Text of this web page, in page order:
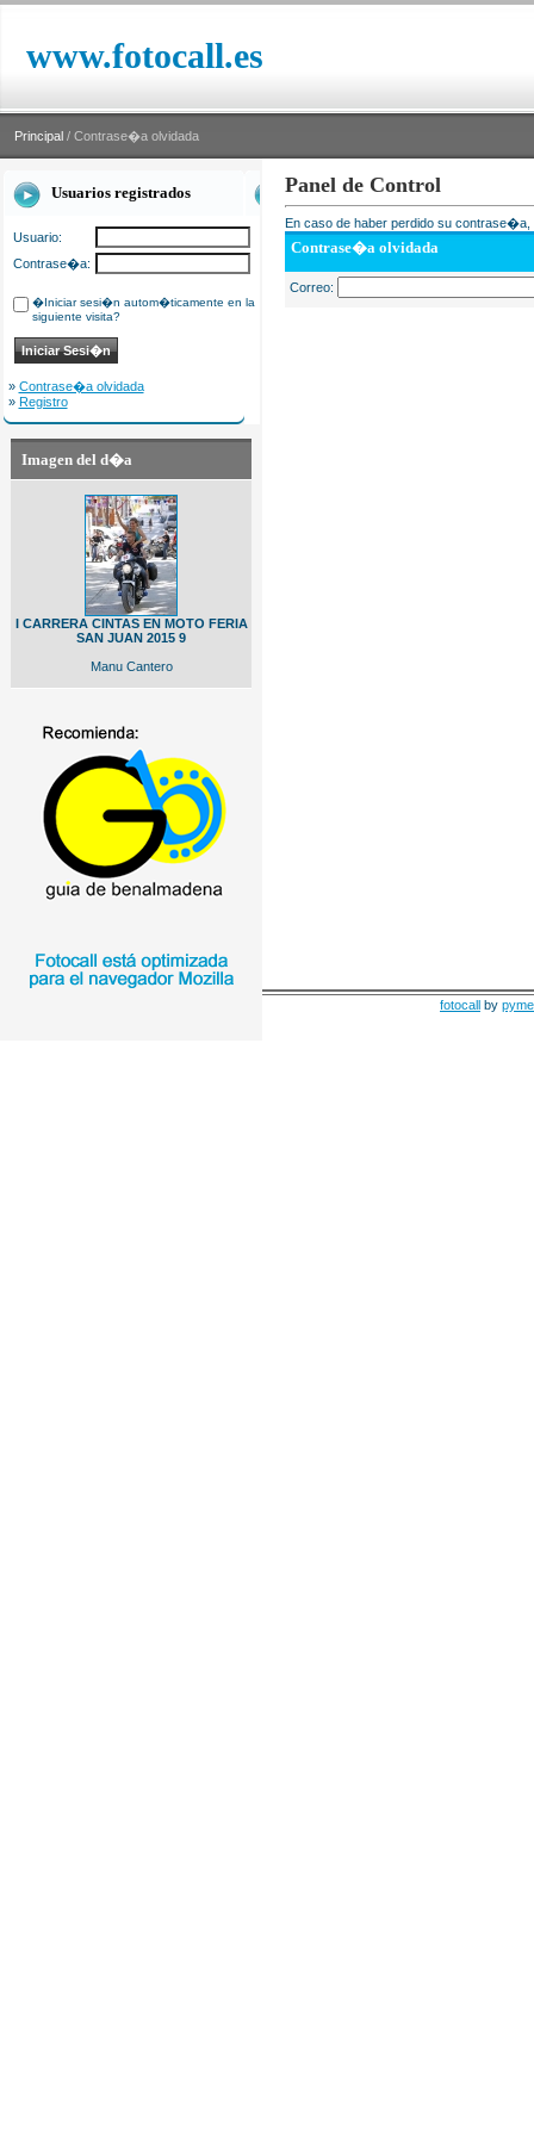
www.fotocall.es
Principal / Contrase�a olvidada
Usuarios registrados
Usuario:
Contrase�a:
�Iniciar sesi�n autom�ticamente en la
siguiente visita?
» Contrase�a olvidada
» Registro
Imagen del d�a
I CARRERA CINTAS EN MOTO FERIA
SAN JUAN 2015 9
Manu Cantero
Panel de Control
En caso de haber perdido su
Contrase�a olvidada
Correo:
fotocall by